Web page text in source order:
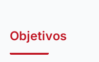
Objetivos